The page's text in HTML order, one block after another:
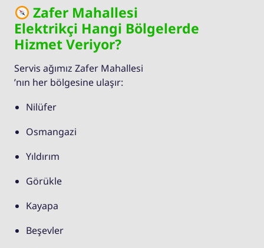
Zafer Mahallesi
Elektrikçi Hangi Bölgelerde
Hizmet Veriyor?
Servis ağımız Zafer Mahallesi
’nın her bölgesine ulaşır:
Nilüfer
Osmangazi
Yıldırım
Görükle
Kayapa
Beşevler